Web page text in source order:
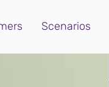
Scenarios